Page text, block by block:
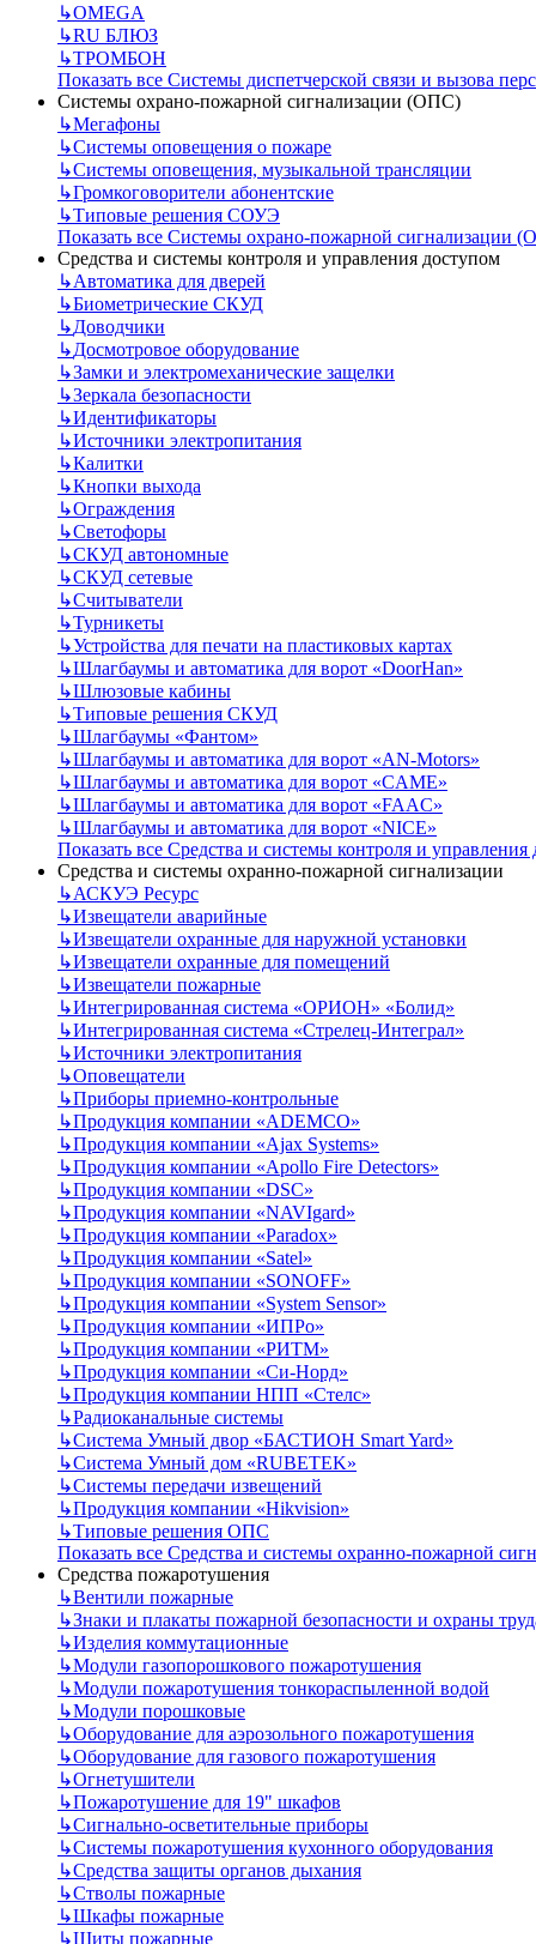
↳OMEGA
↳RU БЛЮЗ
↳ТРОМБОН
Показать все Системы диспетчерской связи и вызова
Системы охрано-пожарной сигнализации (ОПС)
↳Мегафоны
↳Системы оповещения о пожаре
↳Системы оповещения, музыкальной трансляции
↳Громкоговорители абонентские
↳Типовые решения СОУЭ
Показать все Системы охрано-пожарной сигнализации
Средства и системы контроля и управления доступом
↳Автоматика для дверей
↳Биометрические СКУД
↳Доводчики
↳Досмотровое оборудование
↳Замки и электромеханические защелки
↳Зеркала безопасности
↳Идентификаторы
↳Источники электропитания
↳Калитки
↳Кнопки выхода
↳Ограждения
↳Светофоры
↳СКУД автономные
↳СКУД сетевые
↳Считыватели
↳Турникеты
↳Устройства для печати на пластиковых картах
↳Шлагбаумы и автоматика для ворот «DoorHan»
↳Шлюзовые кабины
↳Типовые решения СКУД
↳Шлагбаумы «Фантом»
↳Шлагбаумы и автоматика для ворот «AN-Motors»
↳Шлагбаумы и автоматика для ворот «CAME»
↳Шлагбаумы и автоматика для ворот «FAAC»
↳Шлагбаумы и автоматика для ворот «NICE»
Показать все Средства и системы контроля и управления
Средства и системы охранно-пожарной сигнализации
↳АСКУЭ Ресурс
↳Извещатели аварийные
↳Извещатели охранные для наружной установки
↳Извещатели охранные для помещений
↳Извещатели пожарные
↳Интегрированная система «ОРИОН» «Болид»
↳Интегрированная система «Стрелец-Интеграл»
↳Источники электропитания
↳Оповещатели
↳Приборы приемно-контрольные
↳Продукция компании «ADEMCO»
↳Продукция компании «Ajax Systems»
↳Продукция компании «Apollo Fire Detectors»
↳Продукция компании «DSC»
↳Продукция компании «NAVIgard»
↳Продукция компании «Paradox»
↳Продукция компании «Satel»
↳Продукция компании «SONOFF»
↳Продукция компании «System Sensor»
↳Продукция компании «ИПРо»
↳Продукция компании «РИТМ»
↳Продукция компании «Си-Норд»
↳Продукция компании НПП «Стелс»
↳Радиоканальные системы
↳Система Умный двор «БАСТИОН Smart Yard»
↳Система Умный дом «RUBETEK»
↳Системы передачи извещений
↳Продукция компании «Hikvision»
↳Типовые решения ОПС
Показать все Средства и системы охранно-пожарной
Средства пожаротушения
↳Вентили пожарные
↳Знаки и плакаты пожарной безопасности и охраны
↳Изделия коммутационные
↳Модули газопорошкового пожаротушения
↳Модули пожаротушения тонкораспыленной водой
↳Модули порошковые
↳Оборудование для аэрозольного пожаротушения
↳Оборудование для газового пожаротушения
↳Огнетушители
↳Пожаротушение для 19" шкафов
↳Сигнально-осветительные приборы
↳Системы пожаротушения кухонного оборудования
↳Средства защиты органов дыхания
↳Стволы пожарные
↳Шкафы пожарные
↳Щиты пожарные